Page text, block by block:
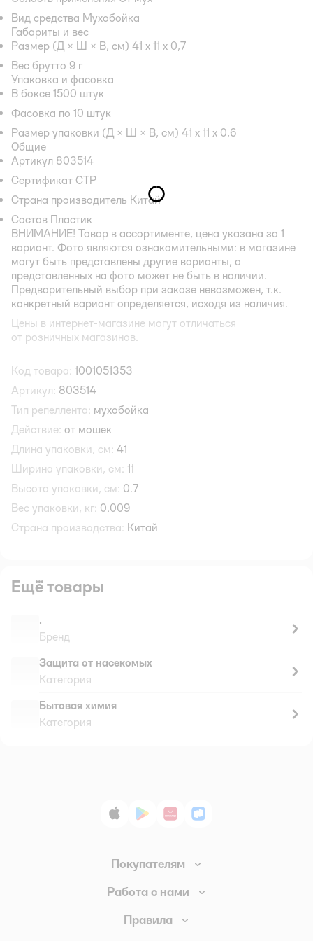
Вид средства Мухобойка
Габариты и вес
Размер (Д × Ш × В, см) 41 х 11 х 0,7
Вес брутто 9 г
Упаковка и фасовка
В боксе 1500 штук
Фасовка по 10 штук
Размер упаковки (Д × Ш × В, см) 41 х 11 х 0,6
Общие
Артикул 803514
Сертификат СТР
Страна производитель Китай
Состав Пластик
ВНИМАНИЕ! Товар в ассортименте, цена указана за 1
вариант. Фото являются ознакомительными: в магазине
могут быть представлены другие варианты, а
представленных на фото может не быть в наличии.
Предварительный выбор при заказе невозможен, т.к.
конкретный вариант определяется, исходя из наличия.
Цены в интернет-магазине могут отличаться
от розничных магазинов.
Код товара: 1001051353
Артикул: 803514
Тип репеллента: мухобойка
Действие: от мошек
Длина упаковки, см: 41
Ширина упаковки, см: 11
Высота упаковки, см: 0.7
Вес упаковки, кг: 0.009
Страна производства: Китай
Ещё товары
.
Бренд
Защита от насекомых
Категория
Бытовая химия
Категория
App StoreGoogle Play
AppGallery
RuStore
Покупателям
Доставка и оплата
Промокоды
Работа с нами
Вакансии
Правила